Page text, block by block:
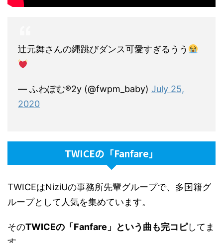
辻元舞さんの縄跳びダンス可愛すぎるうう
— ふわぽむ®2y (@fwpm_baby) July 25,
2020
TWICEの「Fanfare」
TWICEはNiziUの事務所先輩グループで、多国籍グ
ループとして人気を集めています。
そのTWICEの「Fanfare」という曲も完コピしてま